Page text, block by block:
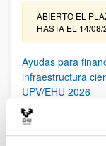
ABIERTO EL
HASTA EL 14/08/
Ayudas para
infraestructura
UPV/EHU 2026